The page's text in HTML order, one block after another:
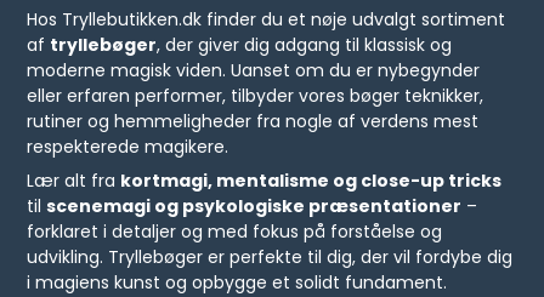
Hos Tryllebutikken.dk finder du et nøje udvalgt sortiment
af tryllebøger, der giver dig adgang til klassisk og
moderne magisk viden. Uanset om du er nybegynder
eller erfaren performer, tilbyder vores bøger teknikker,
rutiner og hemmeligheder fra nogle af verdens mest
respekterede magikere.
Lær alt fra kortmagi, mentalisme og close-up tricks
tilscenemagi og psykologiske præsentationer –
forklaret i detaljer og med fokus på forståelse og
udvikling. Tryllebøger er perfekte til dig, der vil fordybe dig
i magiens kunst og opbygge et solidt fundament.